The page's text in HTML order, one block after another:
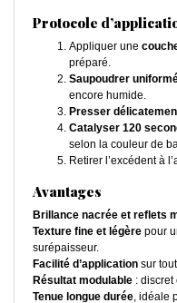
Protocole
Appliquer une
préparé.
Saupoudrer
encore humide.
Presser
Catalyser 120
selon la couleur de
Retirer l’excédent à
Avantages
Brillance nacrée et reflets
Texture fine et légère pour
surépaisseur.
Facilité d’application sur
Résultat modulable :
Tenue longue durée, idéale